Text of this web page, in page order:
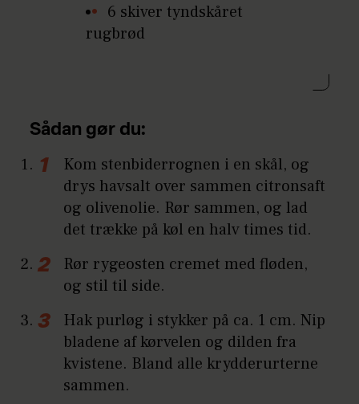
6 skiver tyndskåret
rugbrød
Sådan gør du:
Kom stenbiderrognen i en skål, og
drys havsalt over sammen citronsaft
og olivenolie. Rør sammen, og lad
det trække på køl en halv times tid.
Rør rygeosten cremet med fløden,
og stil til side.
Hak purløg i stykker på ca. 1 cm. Nip
bladene af kørvelen og dilden fra
kvistene. Bland alle krydderurterne
sammen.